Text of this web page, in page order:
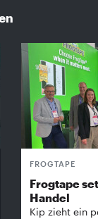
FROGTAPE
Frogtape
Handel
Kip zieht ein